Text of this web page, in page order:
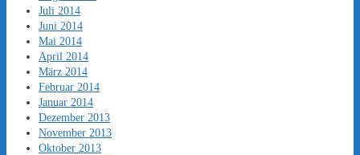
Juli 2014
Juni 2014
Mai 2014
April 2014
März 2014
Februar 2014
Januar 2014
Dezember 2013
November 2013
Oktober 2013